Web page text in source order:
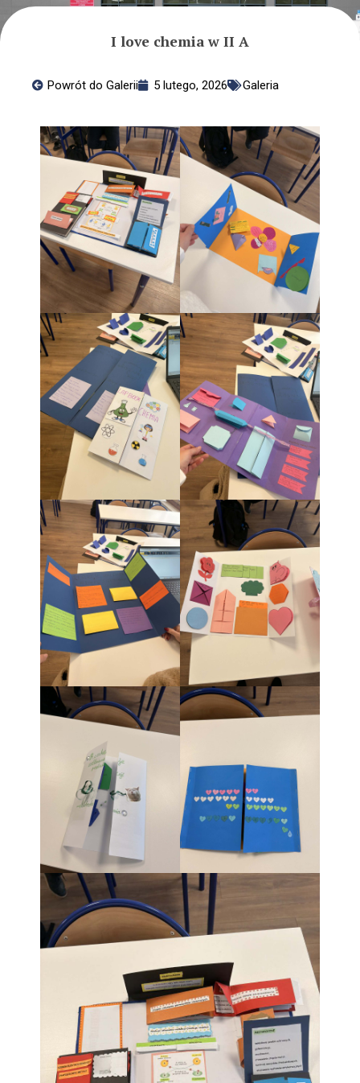
Zajęcia dodatkowe
Emocjonalno – Społecznych
Pomagamy
Dla Rodziców
Informacje
Przydatne linki
Ochrona Danych Osobowych
Edukacja domowa
Kalendarium roku szkolnego
O integracji
Rehabilitacja
Psycholog szkolny
Pedagog specjalny
Pomoc psychologiczno-
pedagogiczna
Kontakt
Szukaj
Szukaj
Ostatnie wpisy
Zakończenie roku szkolnego
Dzień Taty
Dzień Matki
Twój dzień w LO ARKA
Zajęcia artystyczne
Najnowsze
Brak komentarzy do
wyświetlenia.
I love chemia w II A
Powrót do Galerii 5 lutego, 2026 Galeria